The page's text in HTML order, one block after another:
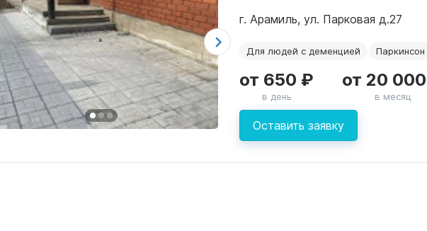
г. Арамиль, ул. Парковая д.27
Для людей с деменцией Паркинсон
Оставить заявку
от 650 ₽
в день
от 20
в месяц